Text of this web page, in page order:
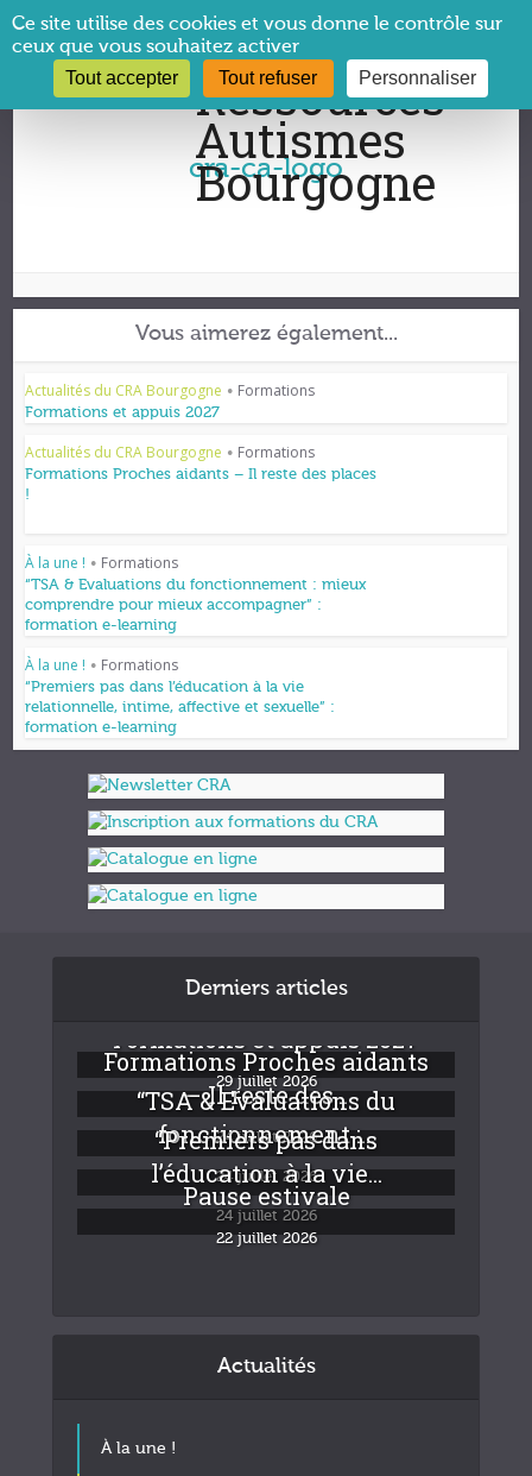
Vous êtes ici :CRA Bourgogne→cra-ca-logo
cra-ca-logo
Vous aimerez également...
Actualités du CRA Bourgogne • Formations
Formations et appuis 2027
Actualités du CRA Bourgogne • Formations
Formations Proches aidants – Il reste des places
!
À la une ! • Formations
“TSA & Evaluations du fonctionnement : mieux
comprendre pour mieux accompagner” :
formation e-learning
À la une ! • Formations
“Premiers pas dans l’éducation à la vie
relationnelle, intime, affective et sexuelle” :
formation e-learning
Derniers articles
Formations et appuis 2027
29 juillet 2026
Formations Proches aidants
– Il reste des...
24 juillet 2026
“TSA & Evaluations du
fonctionnement :...
24 juillet 2026
“Premiers pas dans
l’éducation à la vie...
24 juillet 2026
Pause estivale
22 juillet 2026
Actualités
À la une !
Panneau de gestion des cookies
Ce site utilise des cookies et vous donne le contrôle sur
ceux que vous souhaitez activer
Tout accepter Tout refuser Personnaliser